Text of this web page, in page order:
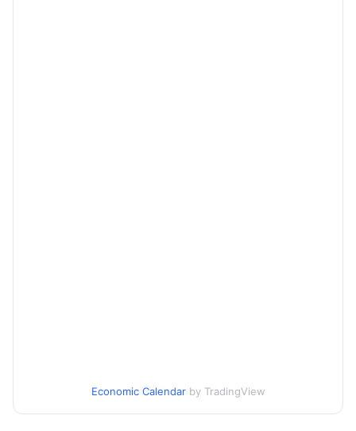
Economic Calendar by TradingView